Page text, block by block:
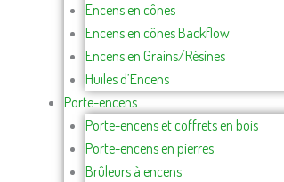
Encens en cônes
Encens en cônes Backflow
Encens en Grains/Résines
Huiles d’Encens
Porte-encens
Porte-encens et coffrets en bois
Porte-encens en pierres
Brûleurs à encens